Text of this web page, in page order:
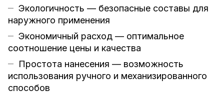
Экологичность — безопасные составы для
наружного применения
Экономичный расход — оптимальное
соотношение цены и качества
Простота нанесения — возможность
использования ручного и механизированного
способов